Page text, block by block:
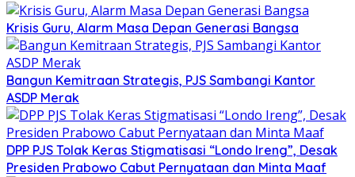
Krisis Guru, Alarm Masa Depan Generasi Bangsa
Bangun Kemitraan Strategis, PJS Sambangi Kantor
ASDP Merak
DPP PJS Tolak Keras Stigmatisasi “Londo Ireng”, Desak
Presiden Prabowo Cabut Pernyataan dan Minta Maaf